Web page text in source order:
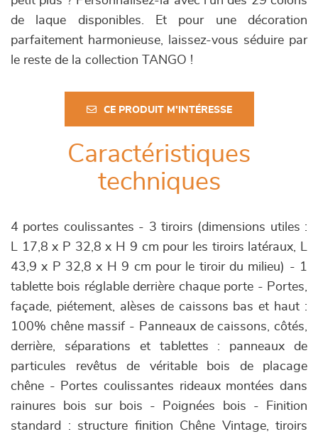
de laque disponibles. Et pour une décoration
parfaitement harmonieuse, laissez-vous séduire par
le reste de la collection TANGO !
CE PRODUIT M'INTÉRESSE
Caractéristiques
techniques
4 portes coulissantes - 3 tiroirs (dimensions utiles :
L 17,8 x P 32,8 x H 9 cm pour les tiroirs latéraux, L
43,9 x P 32,8 x H 9 cm pour le tiroir du milieu) - 1
tablette bois réglable derrière chaque porte - Portes,
façade, piétement, alèses de caissons bas et haut :
100% chêne massif - Panneaux de caissons, côtés,
derrière, séparations et tablettes : panneaux de
particules revêtus de véritable bois de placage
chêne - Portes coulissantes rideaux montées dans
rainures bois sur bois - Poignées bois - Finition
standard : structure finition Chêne Vintage, tiroirs